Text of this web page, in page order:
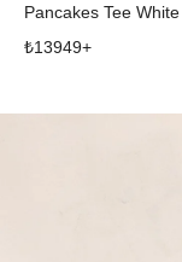
Pancakes Tee White
₺13949+